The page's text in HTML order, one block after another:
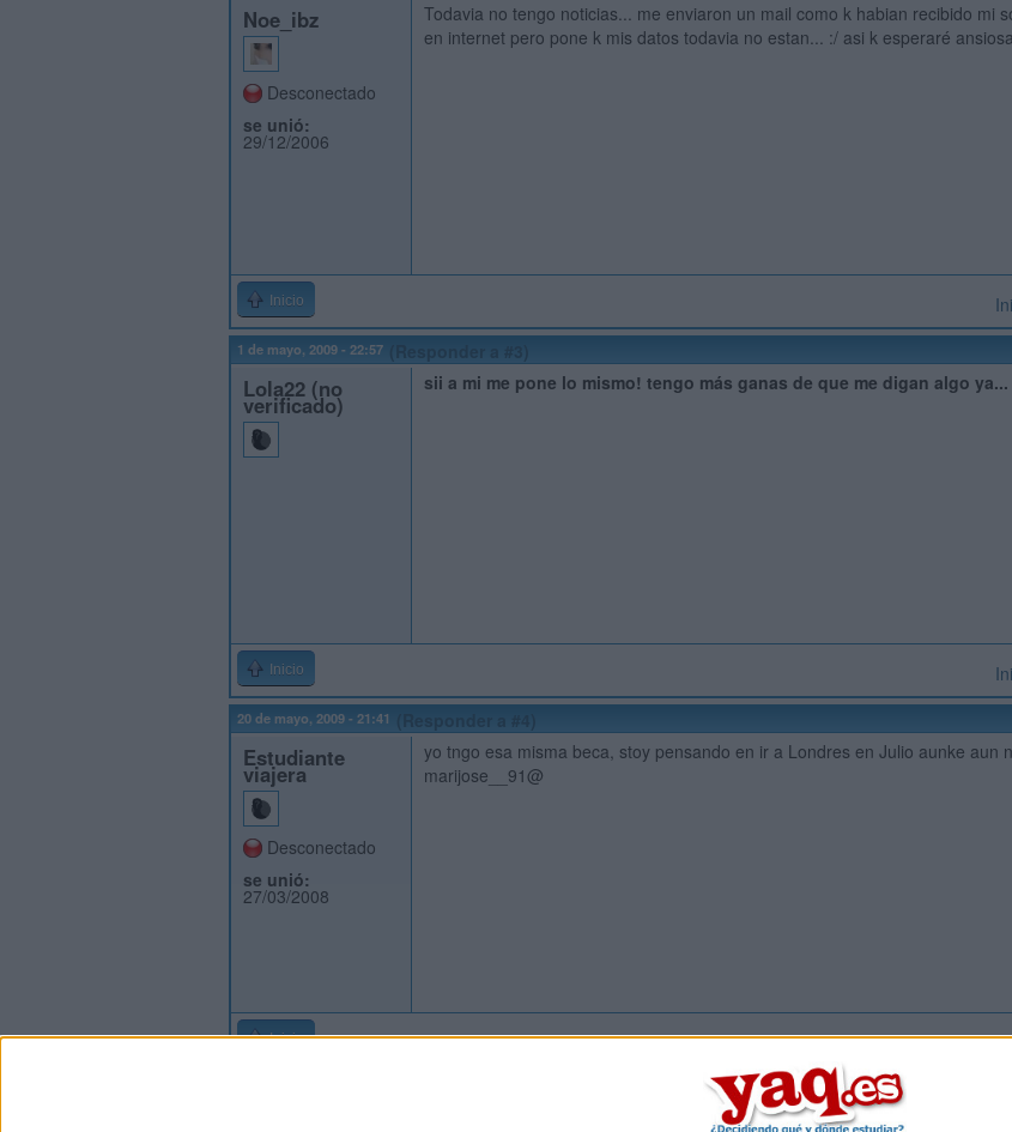
Noe_ibz
Desconectado
se unió:
29/12/2006
Todavia no tengo noticias... me enviaron un mail como k habian recibido mi
en internet pero pone k mis datos todavia no estan... :/ asi k esperaré
Inicio
1 de mayo, 2009 - 22:57
Lola22 (no
verificado)
sii a mi me pone lo mismo! tengo más ganas de que me digan algo ya...
Inicio
20 de mayo, 2009 - 21:41
Estudiante
viajera
Desconectado
se unió:
27/03/2008
yo tngo esa misma beca, stoy pensando en ir a Londres en Julio aunke aun
marijose__91@
Inicio